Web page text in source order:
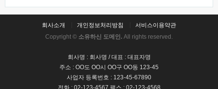
회사소개 개인정보처리방침
서비스이용약관
Copyright © 소유하신 도메인. All rights reserved.
회사명 : 회사명 / 대표 : 대표자명
주소 : OO도 OO시 OO구 OO동 123-45
사업자 등록번호 : 123-45-67890
전화 : 02-123-4567 팩스 : 02-123-4568